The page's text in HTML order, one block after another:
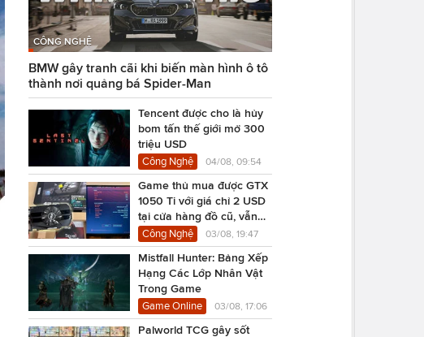
CÔNG NGHỆ
BMW gây tranh cãi khi biến màn hình ô tô
thành nơi quảng bá Spider-Man
Tencent được cho là hủy
bom tấn thế giới mở 300
triệu USD
Công Nghệ 04/08, 09:54
Game thủ mua được GTX
1050 Ti với giá chỉ 2 USD
tại cửa hàng đồ cũ, vẫn
chạy Cyberpunk 2077
Công Nghệ 03/08, 19:47
Mistfall Hunter: Bảng Xếp
Hạng Các Lớp Nhân Vật
Trong Game
Game Online 03/08, 17:06
Palworld TCG gây sốt